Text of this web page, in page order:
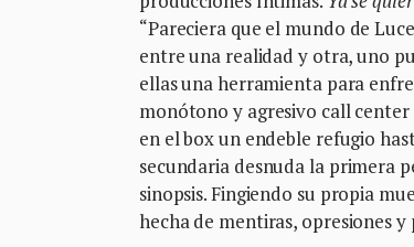
“Pareciera que el mundo de
entre una realidad y otra, uno
ellas una herramienta para
monótono y agresivo call center
en el box un endeble refugio
secundaria desnuda la primera
sinopsis. Fingiendo su propia
hecha de mentiras, opresiones y